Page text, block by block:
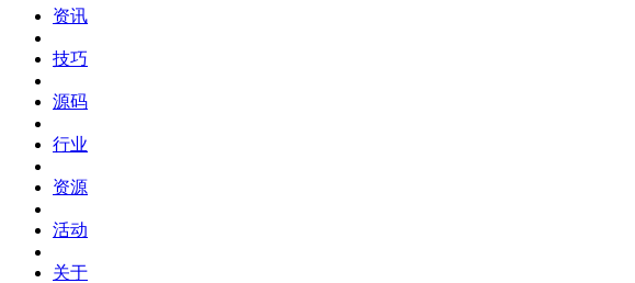
资讯
技巧
源码
行业
资源
活动
关于